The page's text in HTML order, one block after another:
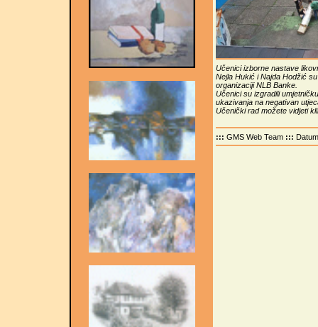
Učenici izborne nastave
Nejla Hukić i Najda Hodžić
organizaciji NLB Banke.
Učenici su izgradili
ukazivanja na negativan
Učenički rad možete vidjeti
::: GMS Web Team :::